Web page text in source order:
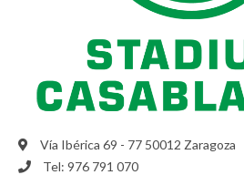
Vía Ibérica 69 - 77 50012 Zaragoza
Tel: 976 791 070